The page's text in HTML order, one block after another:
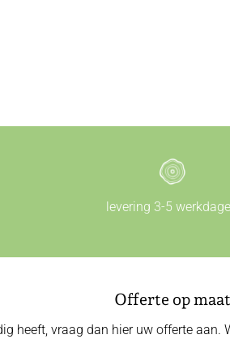
levering 3-5
Offerte op maat
heeft, vraag dan hier uw offerte